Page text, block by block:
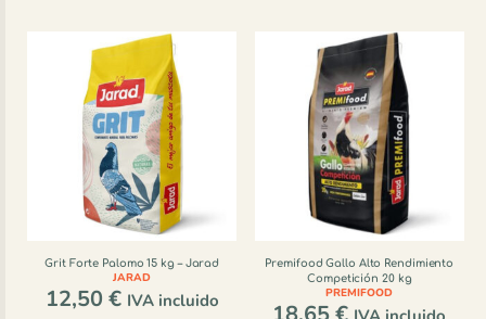
Grit Forte Palomo 15 kg – Jarad
JARAD
12,50 € IVA incluido
Premifood Gallo Alto Rendimiento
Competición 20 kg
PREMIFOOD